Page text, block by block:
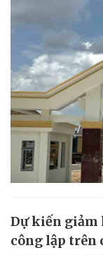
Dự kiến giảm
công lập trên